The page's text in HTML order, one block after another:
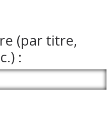
(par titre,
: